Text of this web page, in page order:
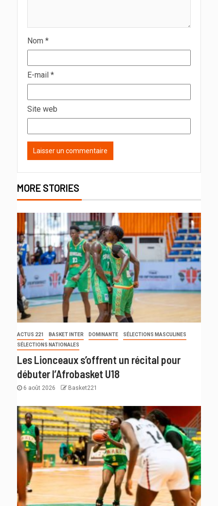
Nom *
E-mail *
Site web
MORE STORIES
ACTUS 221 BASKET INTER DOMINANTE
SÉLECTIONS MASCULINES
SÉLECTIONS NATIONALES
Les Lionceaux s’offrent un récital pour
débuter l’Afrobasket U18
6 août 2026 Basket221